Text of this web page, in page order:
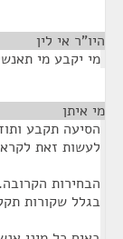
היו"ר אי לין
מי יקבע מי
מי איתן
הסיעה תקבע
לעשות זאת
הבחירות
בגלל שקורות